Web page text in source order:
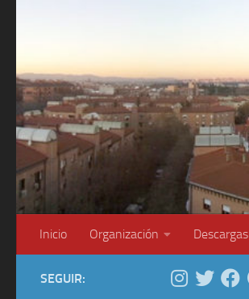
Inicio Organización Descargas
SEGUIR: